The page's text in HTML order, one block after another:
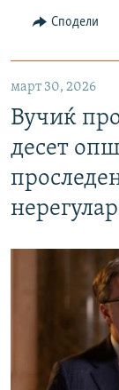
Сподели
март 30, 2026
Вучиќ
десет